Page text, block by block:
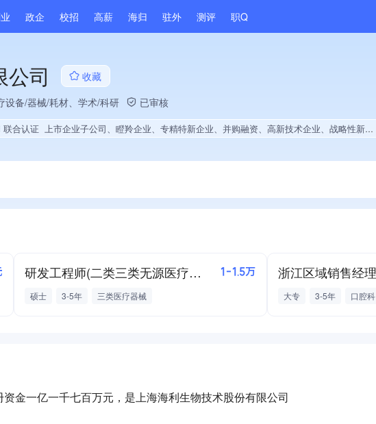
政企 校招 高薪 海归 驻外 测评 职Q
司
收藏
设备/器械/耗材、学术/科研 已审核
联合认证 上市企业子公司、瞪羚企业、专精特新企业、并购融资、高新技术企业、战略性新兴领域创新能力、薪资水平全省同行前20%、旗下品牌同行前5%、A级纳税人、多产业布局、拥有自主品牌、拥有高价值专利、专利授权量同领域前5%、技术布局行业领先、经营年限全国同行前5%、集团成员、权威管理体系认证、创新型中小企业、拥有工艺创新能力
研发工程师(二类三类无源医疗器械) 1-1.5万
硕士 3-5年 三类医疗器械 大专 3-5年 口腔科
金一亿一千七百万元，是上海海利生物技术股份有限公司